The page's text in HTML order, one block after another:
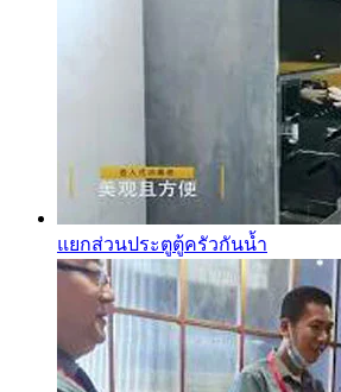
แยกส่วนประตูตู้ครัวกันน้ำ